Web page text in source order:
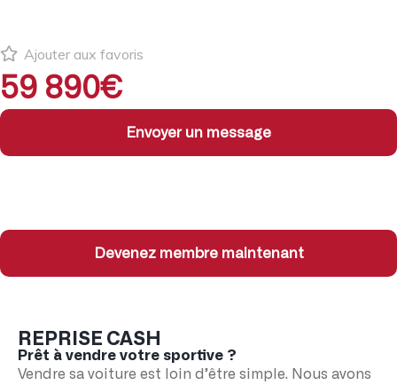
Ajouter aux favoris
59 890€
Envoyer un message
Devenez membre maintenant
REPRISE CASH
Prêt à vendre votre sportive ?
Vendre sa voiture est loin d’être simple. Nous avons